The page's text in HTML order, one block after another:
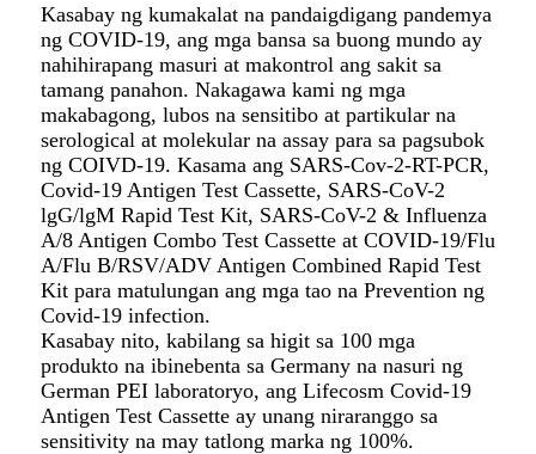
Kasabay ng kumakalat na pandaigdigang pandemya
ng COVID-19, ang mga bansa sa buong mundo ay
nahihirapang masuri at makontrol ang sakit sa
tamang panahon. Nakagawa kami ng mga
makabagong, lubos na sensitibo at partikular na
serological at molekular na assay para sa pagsubok
ng COIVD-19. Kasama ang SARS-Cov-2-RT-PCR,
Covid-19 Antigen Test Cassette, SARS-CoV-2
lgG/lgM Rapid Test Kit, SARS-CoV-2 & Influenza
A/8 Antigen Combo Test Cassette at COVID-19/Flu
A/Flu B/RSV/ADV Antigen Combined Rapid Test
Kit para matulungan ang mga tao na Prevention ng
Covid-19 infection.
Kasabay nito, kabilang sa higit sa 100 mga
produkto na ibinebenta sa Germany na nasuri ng
German PEI laboratoryo, ang Lifecosm Covid-19
Antigen Test Cassette ay unang niraranggo sa
sensitivity na may tatlong marka ng 100%.